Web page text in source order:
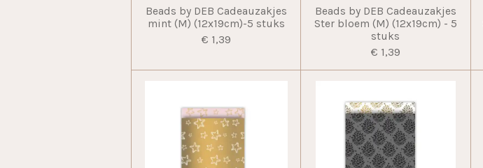
Beads by DEB Cadeauzakjes
mint (M) (12x19cm)-5 stuks
€ 1,39
Beads by DEB Cadeauzakjes
Ster bloem (M) (12x19cm) - 5
stuks
€ 1,39